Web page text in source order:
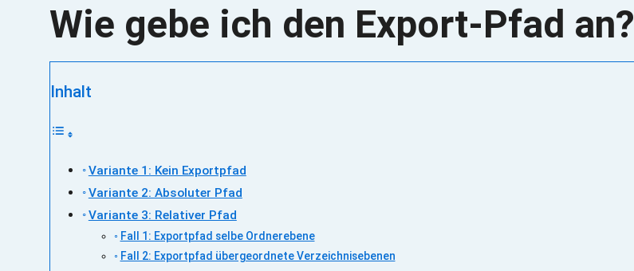
Wie gebe ich den Export-Pfad an?
Inhalt
Variante 1: Kein Exportpfad
Variante 2: Absoluter Pfad
Variante 3: Relativer Pfad
Fall 1: Exportpfad selbe Ordnerebene
Fall 2: Exportpfad übergeordnete Verzeichnisebenen